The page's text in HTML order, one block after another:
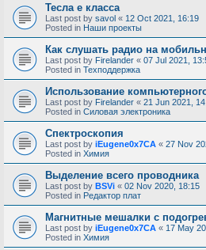
Тесла е класса
Last post by savol « 12 Oct 2021, 16:19
Posted in Наши проекты
Как слушать радио на
Last post by Firelander « 07 Jul 2021,
Posted in Техподдержка
Использование
Last post by Firelander « 21 Jun 2021,
Posted in Силовая электроника
Спектроскопия
Last post by iEugene0x7CA « 27 Nov
Posted in Химия
Выделение всего проводника
Last post by BSVi « 02 Nov 2020, 18:15
Posted in Редактор плат
Магнитные мешалки с
Last post by iEugene0x7CA « 17 May
Posted in Химия